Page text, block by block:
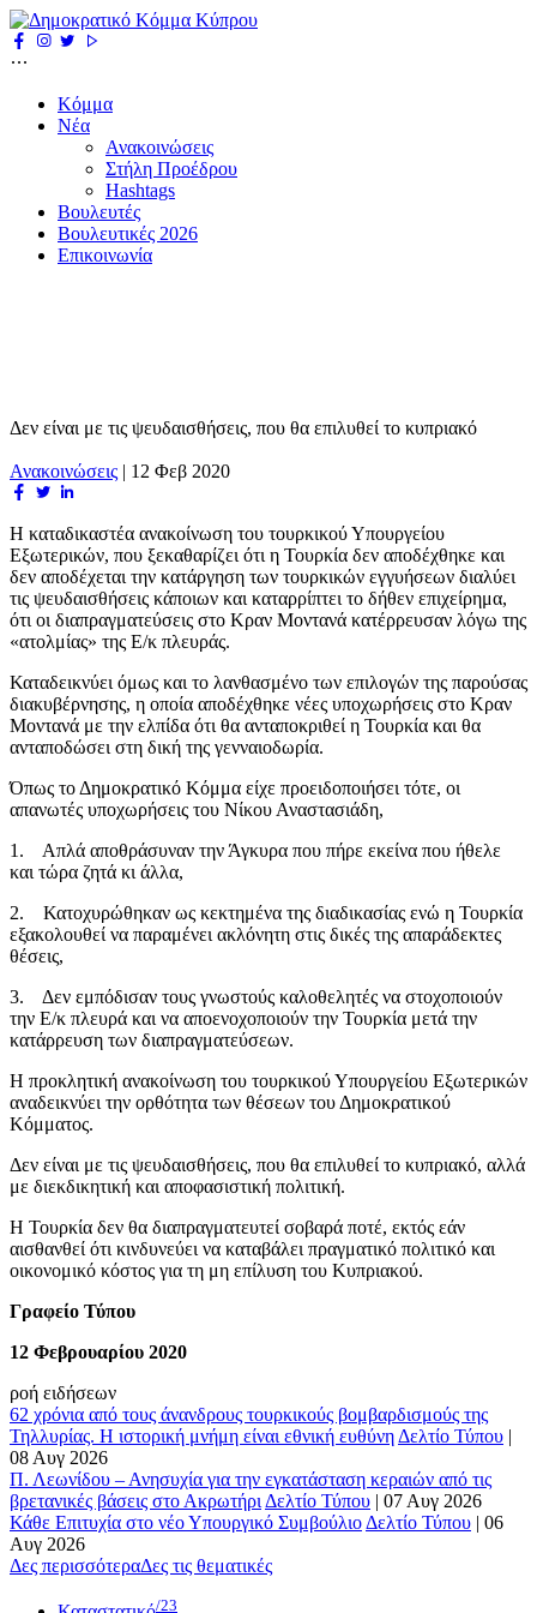
Κόμμα
Νέα
Ανακοινώσεις
Στήλη Προέδρου
Hashtags
Βουλευτές
Βουλευτικές 2026
Επικοινωνία
Δεν είναι με τις ψευδαισθήσεις, που θα επιλυθεί το κυπριακό
Ανακοινώσεις | 12 Φεβ 2020
Η καταδικαστέα ανακοίνωση του τουρκικού Υπουργείου
Εξωτερικών, που ξεκαθαρίζει ότι η Τουρκία δεν αποδέχθηκε και
δεν αποδέχεται την κατάργηση των τουρκικών εγγυήσεων διαλύει
τις ψευδαισθήσεις κάποιων και καταρρίπτει το δήθεν επιχείρημα,
ότι οι διαπραγματεύσεις στο Κραν Μοντανά κατέρρευσαν λόγω της
«ατολμίας» της Ε/κ πλευράς.
Καταδεικνύει όμως και το λανθασμένο των επιλογών της παρούσας
διακυβέρνησης, η οποία αποδέχθηκε νέες υποχωρήσεις στο Κραν
Μοντανά με την ελπίδα ότι θα ανταποκριθεί η Τουρκία και θα
ανταποδώσει στη δική της γενναιοδωρία.
Όπως το Δημοκρατικό Κόμμα είχε προειδοποιήσει τότε, οι
απανωτές υποχωρήσεις του Νίκου Αναστασιάδη,
1. Απλά αποθράσυναν την Άγκυρα που πήρε εκείνα που ήθελε
και τώρα ζητά κι άλλα,
2. Κατοχυρώθηκαν ως κεκτημένα της διαδικασίας ενώ η Τουρκία
εξακολουθεί να παραμένει ακλόνητη στις δικές της απαράδεκτες
θέσεις,
3. Δεν εμπόδισαν τους γνωστούς καλοθελητές να στοχοποιούν
την Ε/κ πλευρά και να αποενοχοποιούν την Τουρκία μετά την
κατάρρευση των διαπραγματεύσεων.
Η προκλητική ανακοίνωση του τουρκικού Υπουργείου Εξωτερικών
αναδεικνύει την ορθότητα των θέσεων του Δημοκρατικού
Κόμματος.
Δεν είναι με τις ψευδαισθήσεις, που θα επιλυθεί το κυπριακό, αλλά
με διεκδικητική και αποφασιστική πολιτική.
Η Τουρκία δεν θα διαπραγματευτεί σοβαρά ποτέ, εκτός εάν
αισθανθεί ότι κινδυνεύει να καταβάλει πραγματικό πολιτικό και
οικονομικό κόστος για τη μη επίλυση του Κυπριακού.
Γραφείο Τύπου
12 Φεβρουαρίου 2020
ροή ειδήσεων
62 χρόνια από τους άνανδρους τουρκικούς βομβαρδισμούς της
Τηλλυρίας. Η ιστορική μνήμη είναι εθνική ευθύνη Δελτίο Τύπου |
08 Αυγ 2026
Π. Λεωνίδου – Ανησυχία για την εγκατάσταση κεραιών από τις
βρετανικές βάσεις στο Ακρωτήρι Δελτίο Τύπου | 07 Αυγ 2026
Κάθε Επιτυχία στο νέο Υπουργικό Συμβούλιο Δελτίο Τύπου | 06
Αυγ 2026
Δες περισσότεραΔες τις θεματικές
/23